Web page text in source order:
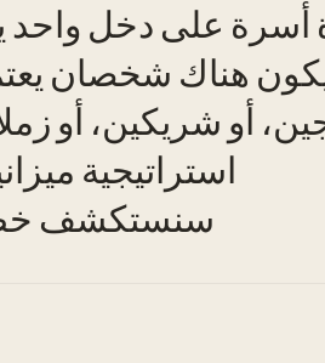
أسرة على دخل واحد
هناك شخصان
أو شريكين، أو
استراتيجية
سنستكشف